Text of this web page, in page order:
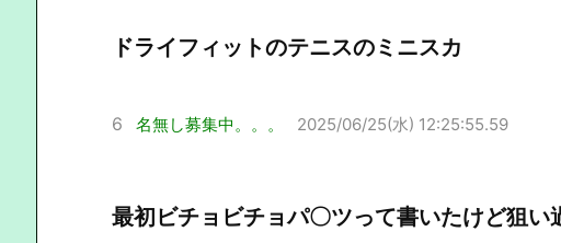
ドライフィットのテニスのミニスカ
6 名無し募集中。。。 2025/06/25(水) 12:25:55.59
最初ビチョビチョパ〇ツって書いたけど狙